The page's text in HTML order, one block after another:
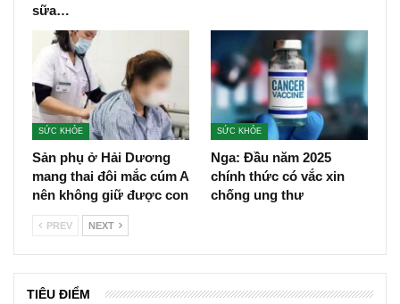
sữa…
SỨC KHỎE
Sản phụ ở Hải Dương
mang thai đôi mắc cúm A
nên không giữ được con
SỨC KHỎE
Nga: Đầu năm 2025
chính thức có vắc xin
chống ung thư
PREV NEXT
TIÊU ĐIỂM